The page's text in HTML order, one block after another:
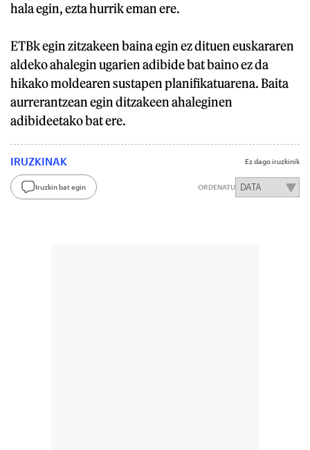
hala egin, ezta hurrik eman ere.
ETBk egin zitzakeen baina egin ez dituen euskararen
aldeko ahalegin ugarien adibide bat baino ez da
hikako moldearen sustapen planifikatuarena. Baita
aurrerantzean egin ditzakeen ahaleginen
adibideetako bat ere.
IRUZKINAK Ez dago iruzkinik
Iruzkin bat egin ORDENATU